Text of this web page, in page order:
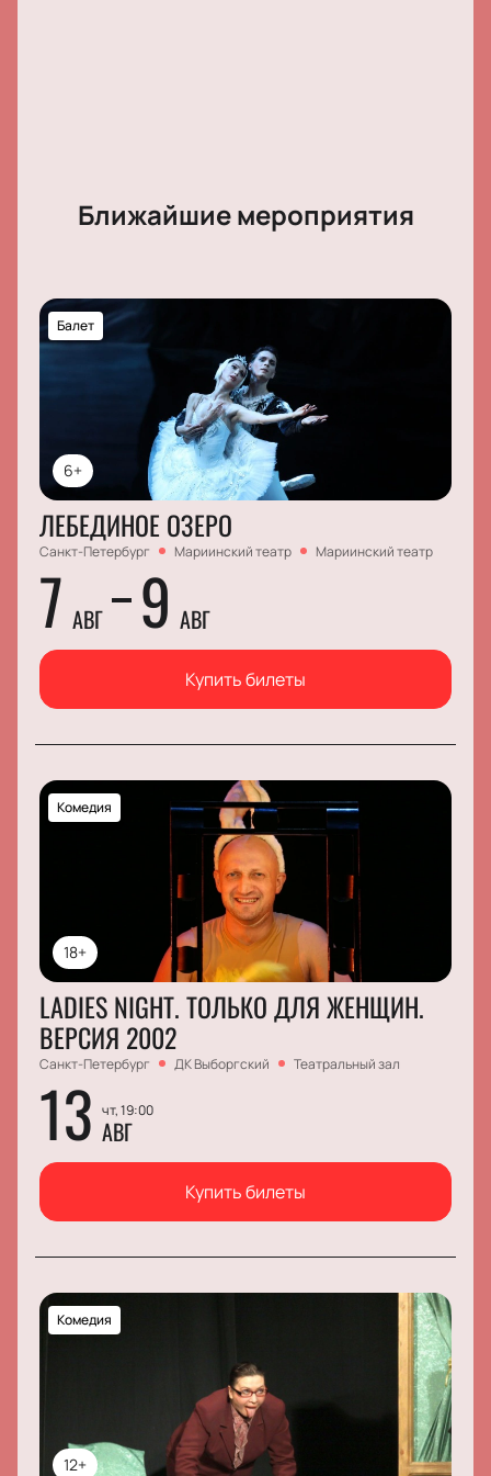
Ближайшие мероприятия
6+
Балет
ЛЕБЕДИНОЕ ОЗЕРО
Санкт-Петербург Мариинский театр Мариинский театр
7 АВГ 9 АВГ
Купить билеты
18+
Комедия
LADIES NIGHT. ТОЛЬКО ДЛЯ ЖЕНЩИН.
ВЕРСИЯ 2002
Санкт-Петербург ДК Выборгский Театральный зал
13 чт, 19:00
АВГ
Купить билеты
12+
Комедия